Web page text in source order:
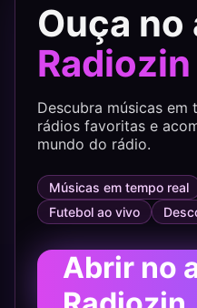
Ouça no
Radiozin
Descubra músicas em
rádios favoritas e
mundo do rádio.
Músicas em tempo real
Futebol ao vivo
Abrir no